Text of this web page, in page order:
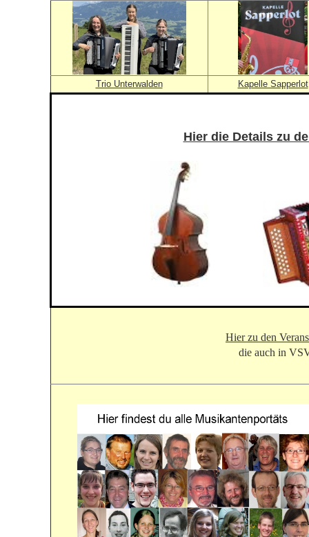
Trio Unterwalden Kapelle Sapperlot
Hier die Details zu
Hier zu den
die auch in